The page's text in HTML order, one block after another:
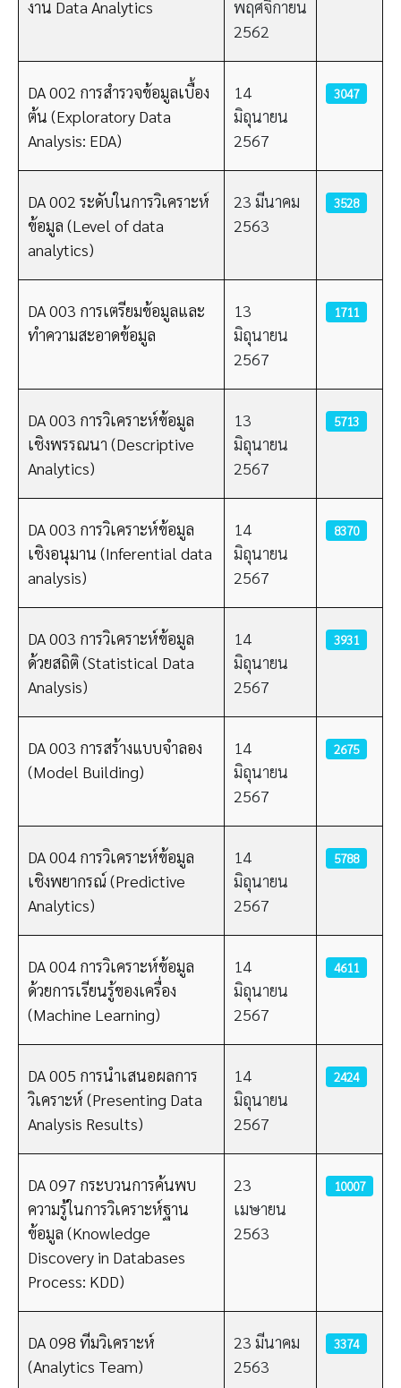
งาน Data Analytics
พฤศจิกายน
2562
DA 002 การสำรวจข้อมูลเบื้อง
ต้น (Exploratory Data
Analysis: EDA)
14
มิถุนายน
2567
3047
DA 002 ระดับในการวิเคราะห์
ข้อมูล (Level of data
analytics)
23 มีนาคม
2563
3528
DA 003 การเตรียมข้อมูลและ
ทำความสะอาดข้อมูล
13
มิถุนายน
2567
1711
DA 003 การวิเคราะห์ข้อมูล
เชิงพรรณนา (Descriptive
Analytics)
13
มิถุนายน
2567
5713
DA 003 การวิเคราะห์ข้อมูล
เชิงอนุมาน (Inferential data
analysis)
14
มิถุนายน
2567
8370
DA 003 การวิเคราะห์ข้อมูล
ด้วยสถิติ (Statistical Data
Analysis)
14
มิถุนายน
2567
3931
DA 003 การสร้างแบบจำลอง
(Model Building)
14
มิถุนายน
2567
2675
DA 004 การวิเคราะห์ข้อมูล
เชิงพยากรณ์ (Predictive
Analytics)
14
มิถุนายน
2567
5788
DA 004 การวิเคราะห์ข้อมูล
ด้วยการเรียนรู้ของเครื่อง
(Machine Learning)
14
มิถุนายน
2567
4611
DA 005 การนำเสนอผลการ
วิเคราะห์ (Presenting Data
Analysis Results)
14
มิถุนายน
2567
2424
DA 097 กระบวนการค้นพบ
ความรู้ในการวิเคราะห์ฐาน
ข้อมูล (Knowledge
Discovery in Databases
Process: KDD)
23
เมษายน
2563
10007
DA 098 ทีมวิเคราะห์
(Analytics Team)
23 มีนาคม
2563
3374